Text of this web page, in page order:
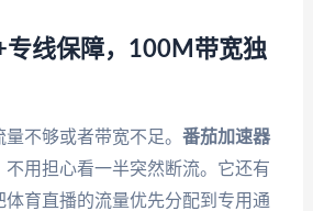
专线保障，100M带宽独
不够或者带宽不足。 番茄加速器
用担心看一半突然断流。它还有
育直播的流量优先分配到专用通